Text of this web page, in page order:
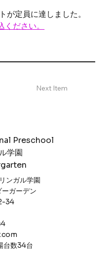
が定員に達しました。
ださい。
Next Item
Preschool
学園
ンガル学園
ガーデン
34
台数34台